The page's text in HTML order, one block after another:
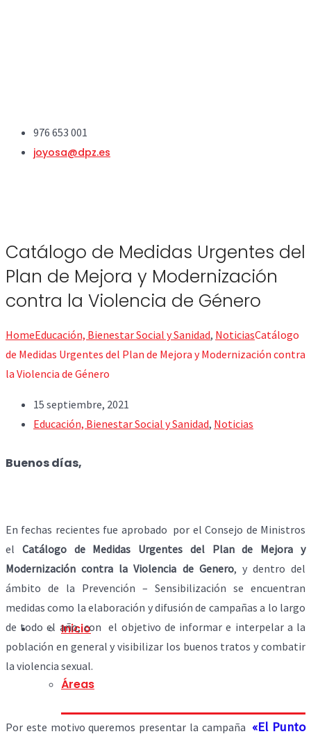
976 653 001
joyosa@dpz.es
Inicio
Áreas
Catálogo de Medidas Urgentes del
Plan de Mejora y Modernización
contra la Violencia de Género
HomeEducación, Bienestar Social y Sanidad, NoticiasCatálogo
de Medidas Urgentes del Plan de Mejora y Modernización contra
la Violencia de Género
15 septiembre, 2021
Educación, Bienestar Social y Sanidad, Noticias
Buenos días,
En fechas recientes fue aprobado por el Consejo de Ministros
el Catálogo de Medidas Urgentes del Plan de Mejora y
Modernización contra la Violencia de Genero, y dentro del
ámbito de la Prevención – Sensibilización se encuentran
medidas como la elaboración y difusión de campañas a lo largo
de todo el año, con el objetivo de informar e interpelar a la
población en general y visibilizar los buenos tratos y combatir
la violencia sexual.
Por este motivo queremos presentar la campaña «El Punto